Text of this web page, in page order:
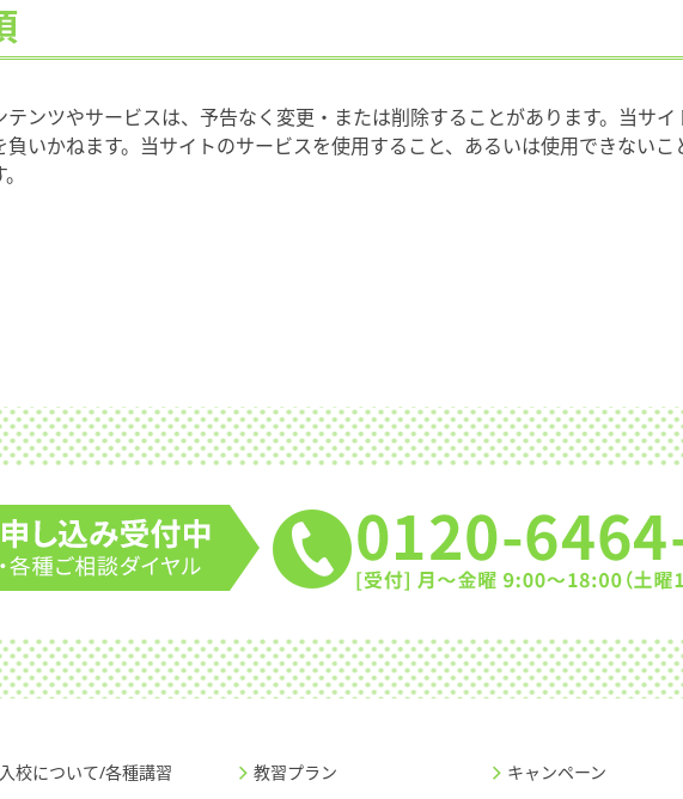
テンツやサービスは、予告なく変更・または削除することがあります。当サ
負いかねます。当サイトのサービスを使用すること、あるいは使用できない
入校について/各種講習 教習プラン キャンペーン